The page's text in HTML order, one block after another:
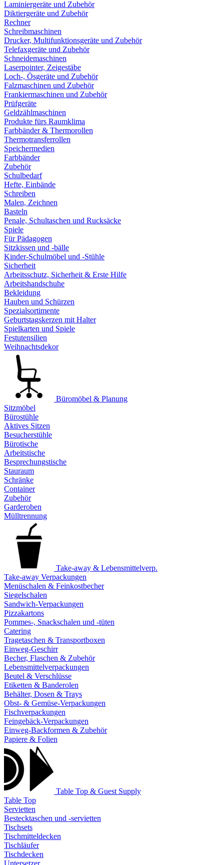
Laminiergeräte und Zubehör
Diktiergeräte und Zubehör
Rechner
Schreibmaschinen
Drucker, Multifunktionsgeräte und Zubehör
Telefaxgeräte und Zubehör
Schneidemaschinen
Laserpointer, Zeigestäbe
Loch-, Ösgeräte und Zubehör
Falzmaschinen und Zubehör
Frankiermaschinen und Zubehör
Prüfgeräte
Geldzählmaschinen
Produkte fürs Raumklima
Farbbänder & Thermorollen
Thermotransferrollen
Speichermedien
Farbbänder
Zubehör
Schulbedarf
Hefte, Einbände
Schreiben
Malen, Zeichnen
Basteln
Penale, Schultaschen und Rucksäcke
Spiele
Für Pädagogen
Sitzkissen und -bälle
Kinder-Schulmöbel und -Stühle
Sicherheit
Arbeitsschutz, Sicherheit & Erste Hilfe
Arbeitshandschuhe
Bekleidung
Hauben und Schürzen
Spezialsortimente
Geburtstagskerzen mit Halter
Spielkarten und Spiele
Festutensilien
Weihnachtsdekor
Büromöbel & Planung
Sitzmöbel
Bürostühle
Aktives Sitzen
Besucherstühle
Bürotische
Arbeitstische
Besprechungstische
Stauraum
Schränke
Container
Zubehör
Garderoben
Mülltrennung
Take-away & Lebensmittelverp.
Take-away Verpackungen
Menüschalen & Feinkostbecher
Siegelschalen
Sandwich-Verpackungen
Pizzakartons
Pommes-, Snackschalen und -tüten
Catering
Tragetaschen & Transportboxen
Einweg-Geschirr
Becher, Flaschen & Zubehör
Lebensmittelverpackungen
Beutel & Verschlüsse
Etiketten & Banderolen
Behälter, Dosen & Trays
Obst- & Gemüse-Verpackungen
Fischverpackungen
Feingebäck-Verpackungen
Einweg-Backformen & Zubehör
Papiere & Folien
Table Top & Guest Supply
Table Top
Servietten
Bestecktaschen und -servietten
Tischsets
Tischmitteldecken
Tischläufer
Tischdecken